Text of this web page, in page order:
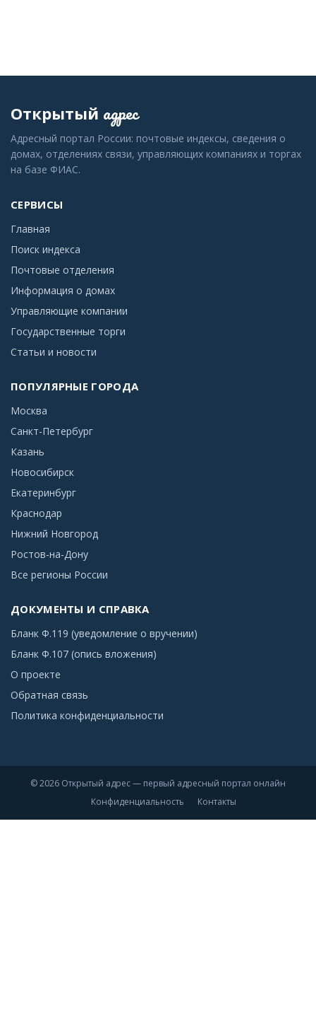
Открытый адрес
Адресный портал России: почтовые индексы, сведения о
домах, отделениях связи, управляющих компаниях и торгах
на базе ФИАС.
СЕРВИСЫ
Главная
Поиск индекса
Почтовые отделения
Информация о домах
Управляющие компании
Государственные торги
Статьи и новости
ПОПУЛЯРНЫЕ ГОРОДА
Москва
Санкт-Петербург
Казань
Новосибирск
Екатеринбург
Краснодар
Нижний Новгород
Ростов-на-Дону
Все регионы России
ДОКУМЕНТЫ И СПРАВКА
Бланк Ф.119 (уведомление о вручении)
Бланк Ф.107 (опись вложения)
О проекте
Обратная связь
Политика конфиденциальности
© 2026 Открытый адрес — первый адресный портал онлайн
Конфиденциальность
Контакты